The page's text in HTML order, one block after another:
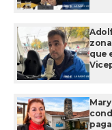
que